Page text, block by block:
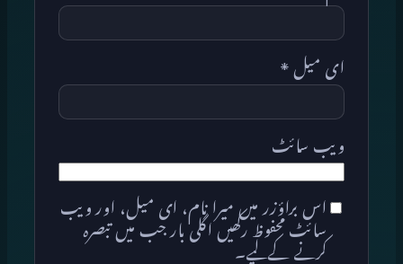
ای میل*
ویب‌ سائٹ
اس براؤزر میں میرا نام، ای میل، اور ویب
سائٹ محفوظ رکھیں اگلی بار جب میں تبصرہ
کرنے کےلیے۔